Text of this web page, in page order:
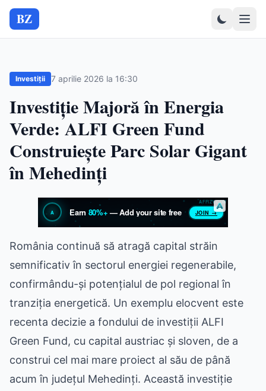
BZ
Investiții 7 aprilie 2026 la 16:30
Investiție Majoră în Energia
Verde: ALFI Green Fund
Construiește Parc Solar Gigant
în Mehedinți
România continuă să atragă capital străin
semnificativ în sectorul energiei regenerabile,
confirmându-și potențialul de pol regional în
tranziția energetică. Un exemplu elocvent este
recenta decizie a fondului de investiții ALFI
Green Fund, cu capital austriac și sloven, de a
construi cel mai mare proiect al său de până
acum în județul Mehedinți. Această investiție